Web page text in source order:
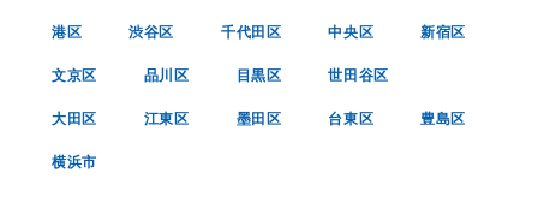
港区 渋谷区 千代田区 中央区 新宿区
文京区 品川区 目黒区 世田谷区
大田区 江東区 墨田区 台東区 豊島区
横浜市